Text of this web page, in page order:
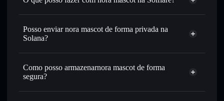
nora mascot
Carteira Solflare
Trocar instantaneamente— trocar NORA por SOL,
USDC ou milhares de outros tokens Solana com
melhor preço disponível
Definir ordens limite— automatizar transações ao teu
preço-alvo para NORA
Utilizar DCA— investir de forma faseada ao longo do
Posso enviar nora mascot de forma privada na
Solana?
Agregador de Privacidade
Como posso armazenarnora mascot de forma
segura?
nora mascot